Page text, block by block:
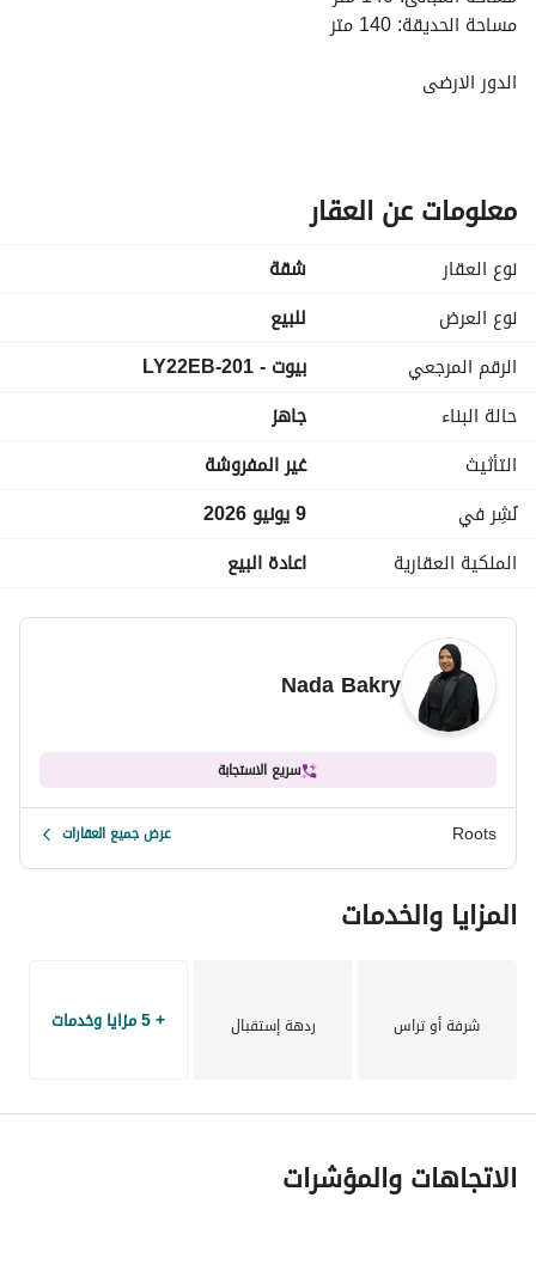
مساحة الحديقة: 140 متر
الدور الارضى
مطبخ
تراس
نوع التشطيب: طوب احمر
تفاصيل الدفع بنظام التقسيط :
المقدم: 3,300,000 جنيه
الباقى: 9,000,000 جنيه حتي 2032
استلام فورى
كود الوحدة: 7100
معلومات عن العقار
نوع العقار
شقة
نوع العرض
للبيع
الرقم المرجعي
بيوت - 201-LY22EB
حالة البناء
جاهز
التأثيث
غير المفروشة
نُشِر في
9 يونيو 2026
الملكية العقارية
اعادة البيع
Nada Bakry
سريع الاستجابة
Roots عرض جميع العقارات
المزايا والخدمات
شرفة أو تراس ردهة إستقبال + 5 مزايا وخدمات
الاتجاهات والمؤشرات